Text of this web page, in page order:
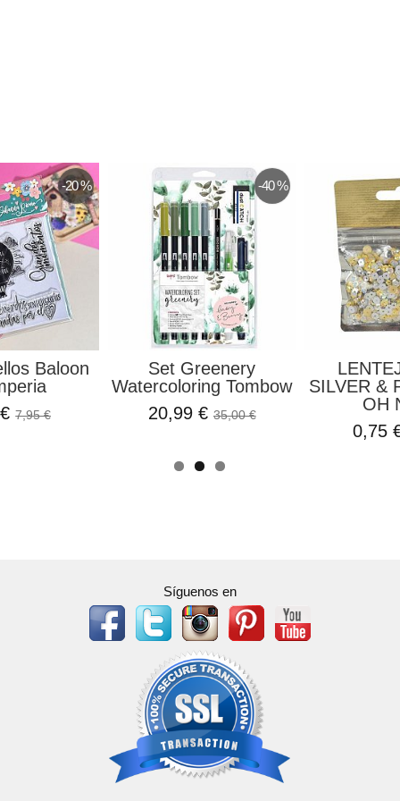
-38 % -10 %
Servilleta Bunny With
Watering Can...
0,32 € 0,35 €
Corona
1,79 €
Síguenos en